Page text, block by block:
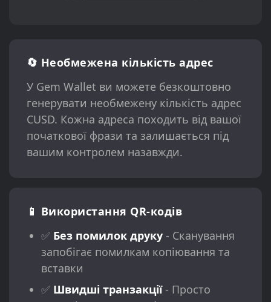
🔄 Необмежена кількість адрес
У Gem Wallet ви можете безкоштовно
генерувати необмежену кількість адрес
CUSD. Кожна адреса походить від вашої
початкової фрази та залишається під
вашим контролем назавжди.
📱 Використання QR-кодів
✅ Без помилок друку- Сканування
запобігає помилкам копіювання та
вставки
✅ Швидші транзакції- Просто